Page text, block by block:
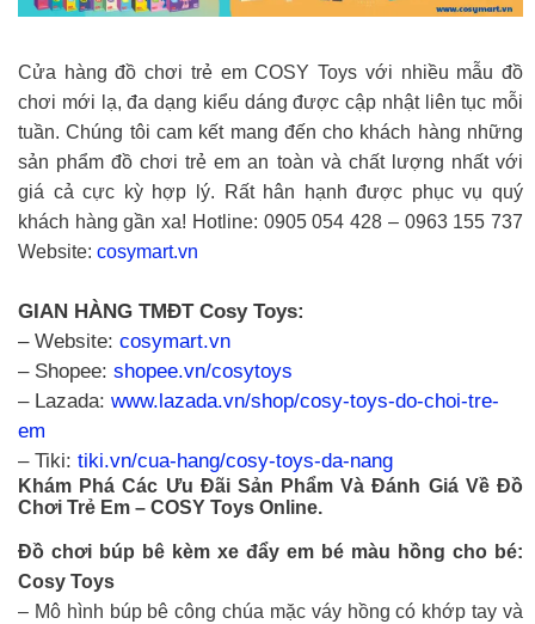
Cửa hàng đồ chơi trẻ em COSY Toys với nhiều mẫu đồ
chơi mới lạ, đa dạng kiểu dáng được cập nhật liên tục mỗi
tuần. Chúng tôi cam kết mang đến cho khách hàng những
sản phẩm đồ chơi trẻ em an toàn và chất lượng nhất với
giá cả cực kỳ hợp lý. Rất hân hạnh được phục vụ quý
khách hàng gần xa! Hotline: 0905 054 428 – 0963 155 737
Website: cosymart.vn
GIAN HÀNG TMĐT Cosy Toys:
– Website: cosymart.vn
– Shopee: shopee.vn/cosytoys
– Lazada: www.lazada.vn/shop/cosy-toys-do-choi-tre-
em
– Tiki: tiki.vn/cua-hang/cosy-toys-da-nang
Khám Phá Các Ưu Đãi Sản Phẩm Và Đánh Giá Về Đồ
Chơi Trẻ Em – COSY Toys Online.
Đồ chơi búp bê kèm xe đẩy em bé màu hồng cho bé:
Cosy Toys
– Mô hình búp bê công chúa mặc váy hồng có khớp tay và